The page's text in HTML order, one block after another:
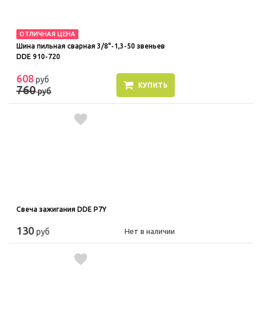
ОТЛИЧНАЯ ЦЕНА
Шина пильная сварная 3/8"-1,3-50 звеньев
DDE 910-720
608руб
760руб
КУПИТЬ
Свеча зажигания DDE P7Y
130 руб Нет в наличии